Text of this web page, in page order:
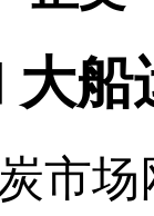
大船
市场